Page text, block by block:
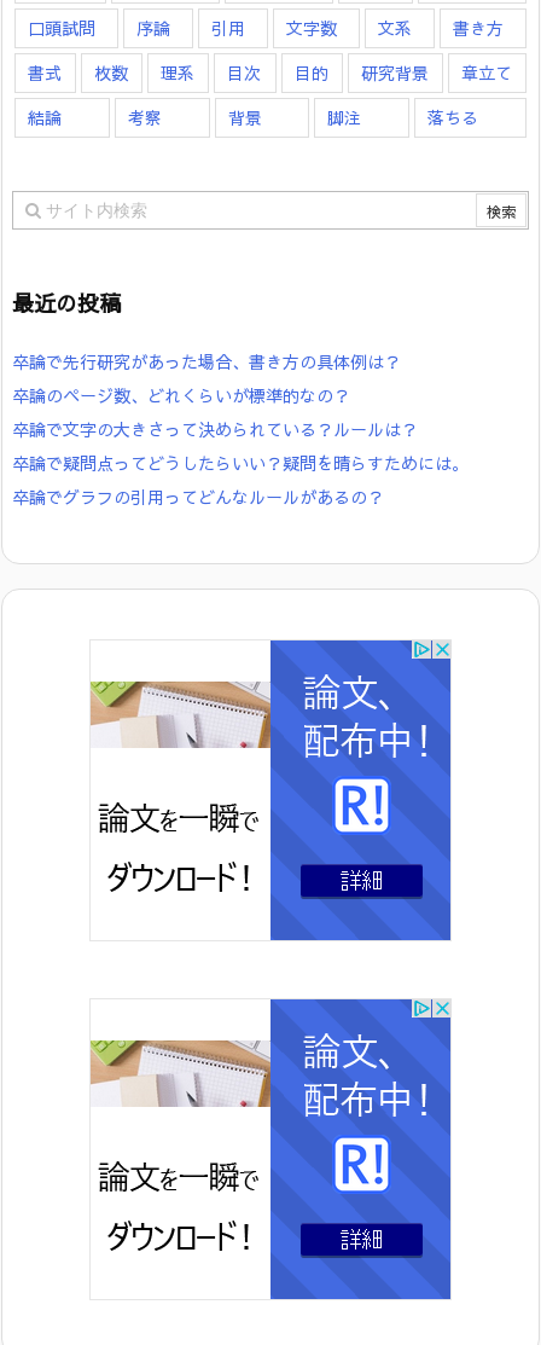
口頭試問
序論 引用 文字数 文系
書き方
書式
枚数 理系 目次 目的 研究背景
章立て
結論
考察 背景 脚注 落ちる
最近の投稿
卒論で先行研究があった場合、書き方の具体例は？
卒論のページ数、どれくらいが標準的なの？
卒論で文字の大きさって決められている？ルールは？
卒論で疑問点ってどうしたらいい？疑問を晴らすためには。
卒論でグラフの引用ってどんなルールがあるの？